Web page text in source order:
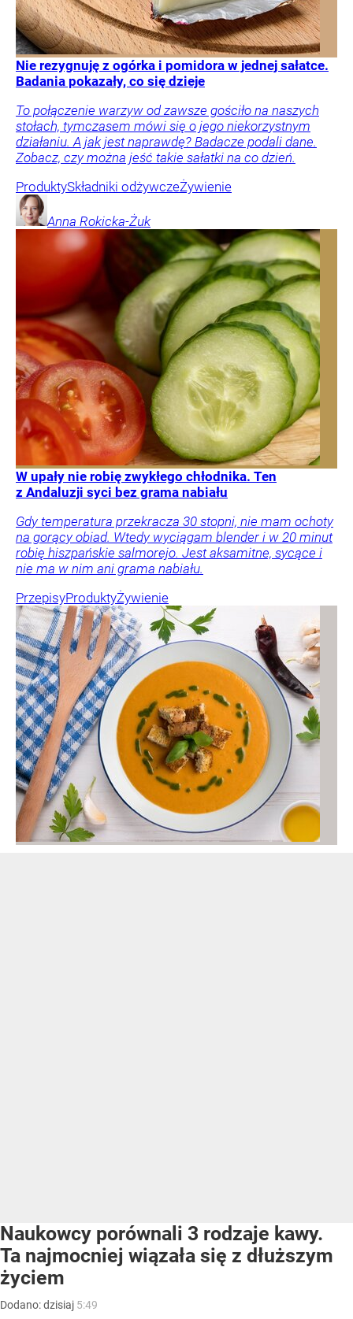
Nie rezygnuję z ogórka i pomidora w jednej sałatce.
Badania pokazały, co się dzieje
To połączenie warzyw od zawsze gościło na naszych
stołach, tymczasem mówi się o jego niekorzystnym
działaniu. A jak jest naprawdę? Badacze podali dane.
Zobacz, czy można jeść takie sałatki na co dzień.
ProduktySkładniki odżywczeŻywienie
Anna Rokicka-Żuk
W upały nie robię zwykłego chłodnika. Ten
z Andaluzji syci bez grama nabiału
Gdy temperatura przekracza 30 stopni, nie mam ochoty
na gorący obiad. Wtedy wyciągam blender i w 20 minut
robię hiszpańskie salmorejo. Jest aksamitne, sycące i
nie ma w nim ani grama nabiału.
PrzepisyProduktyŻywienie
Naukowcy porównali 3 rodzaje kawy.
Ta najmocniej wiązała się z dłuższym
życiem
Dodano:dzisiaj 5:49